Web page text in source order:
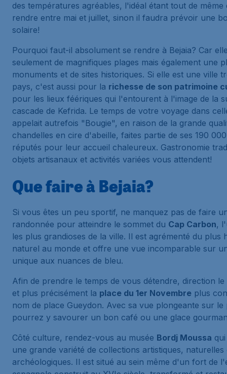
des températures agréables, l'idéal étant tout de même
rendre entre mai et juillet, sinon il faudra prévoir une
solaire!
Pourquoi faut-il absolument se rendre à Bejaia? Car
seulement de magnifiques plages mais également une
monuments et de sites historiques. Si elle est une ville
pays, c'est aussi pour la richesse de son patrimoine
pour les lieux féériques qui l'entourent à l'image de la
cascade de Kefrida. Le temps de votre voyage dans
appelait autrefois "Bougie", en raison de la grande
chandelles en cire d'abeille, faites partie de ses 190
réputés pour leur accueil chaleureux. Gastronomie
objets artisanaux et activités variées vous attendent!
Que faire à Bejaia?
Si vous êtes un peu sportif, ne manquez pas de faire
randonnée pour atteindre le sommet du Cap Carbon,
les plus grandioses de la ville. Il est agrémenté du plus
naturel au monde et offre une vue incomparable sur
unique aux nuances de bleu.
Afin de prendre le temps de vous détendre, direction
et plus précisément la place du 1er Novembre plus
nom de place Gueydon. Avec sa vue plongeante sur
pourrez y savourer un bon café ou une glace
Côté culture, rendez-vous au musée Bordj Moussa
une grande variété de collections artistiques, naturelles
archéologiques. Il est situé au sein même d'un fort de